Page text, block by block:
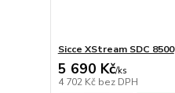
Sicce XStream SDC 8500
5 690 Kč/ks
4 702 Kč bez DPH